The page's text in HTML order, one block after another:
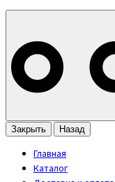
Закрыть Назад
Главная
Каталог